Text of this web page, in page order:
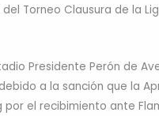
del Torneo Clausura de la
Presidente Perón de
a la sanción que la
por el recibimiento ante